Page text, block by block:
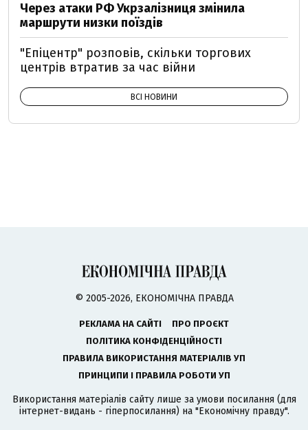
Через атаки РФ Укрзалізниця змінила
маршрути низки поїздів
"Епіцентр" розповів, скільки торгових
центрів втратив за час війни
ВСІ НОВИНИ
© 2005-2026, ЕКОНОМІЧНА ПРАВДА
РЕКЛАМА НА САЙТІ
ПРО ПРОЄКТ
ПОЛІТИКА КОНФІДЕНЦІЙНОСТІ
ПРАВИЛА ВИКОРИСТАННЯ МАТЕРІАЛІВ УП
ПРИНЦИПИ І ПРАВИЛА РОБОТИ УП
Використання матеріалів сайту лише за умови посилання (для
інтернет-видань - гіперпосилання) на "Економічну правду".